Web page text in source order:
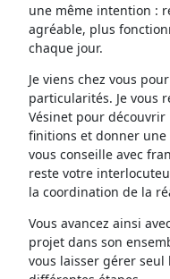
une même intention :
agréable, plus
chaque jour.
Je viens chez vous
particularités. Je vous
Vésinet pour
finitions et donner une
vous conseille avec
reste votre
la coordination de la
Vous avancez ainsi
projet dans son
vous laisser gérer seul